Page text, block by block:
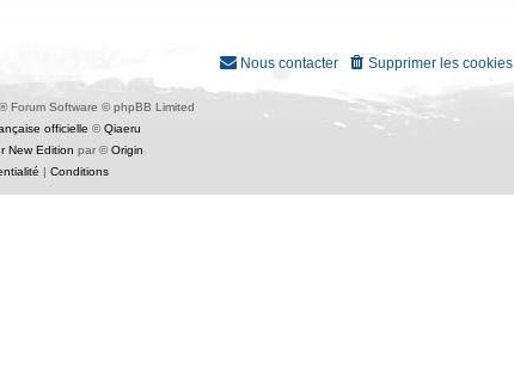
Supprimer les cookies
Nous contacter
® Forum Software © phpBB Limited
officielle ©Qiaeru
New Edition par ©Origin
Conditions